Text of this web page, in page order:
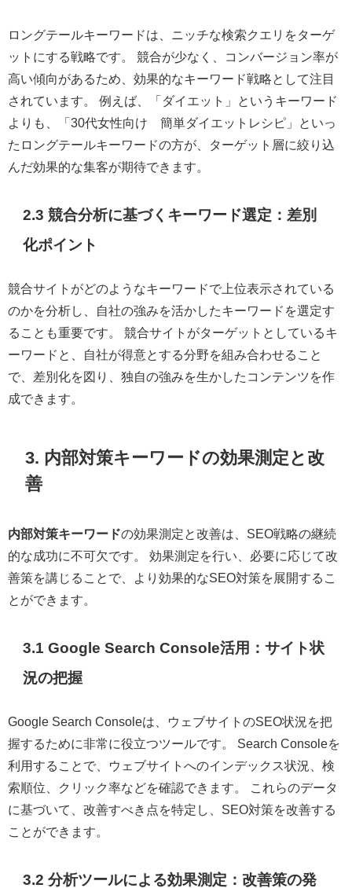
ロングテールキーワードは、ニッチな検索クエリをターゲ
ットにする戦略です。 競合が少なく、コンバージョン率が
高い傾向があるため、効果的なキーワード戦略として注目
されています。 例えば、「ダイエット」というキーワード
よりも、「30代女性向け 簡単ダイエットレシピ」といっ
たロングテールキーワードの方が、ターゲット層に絞り込
んだ効果的な集客が期待できます。
2.3 競合分析に基づくキーワード選定：差別
化ポイント
競合サイトがどのようなキーワードで上位表示されている
のかを分析し、自社の強みを活かしたキーワードを選定す
ることも重要です。 競合サイトがターゲットとしているキ
ーワードと、自社が得意とする分野を組み合わせること
で、差別化を図り、独自の強みを生かしたコンテンツを作
成できます。
3. 内部対策キーワードの効果測定と改
善
内部対策キーワードの効果測定と改善は、SEO戦略の継続
的な成功に不可欠です。 効果測定を行い、必要に応じて改
善策を講じることで、より効果的なSEO対策を展開するこ
とができます。
3.1 Google Search Console活用：サイト状
況の把握
Google Search Consoleは、ウェブサイトのSEO状況を把
握するために非常に役立つツールです。 Search Consoleを
利用することで、ウェブサイトへのインデックス状況、検
索順位、クリック率などを確認できます。 これらのデータ
に基づいて、改善すべき点を特定し、SEO対策を改善する
ことができます。
3.2 分析ツールによる効果測定：改善策の発